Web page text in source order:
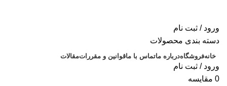
ورود / ثبت نام
دسته بندی محصولات
خانهفروشگاهدرباره ماتماس با ماقوانین و مقرراتمقالات
ورود / ثبت نام
0 مقايسه